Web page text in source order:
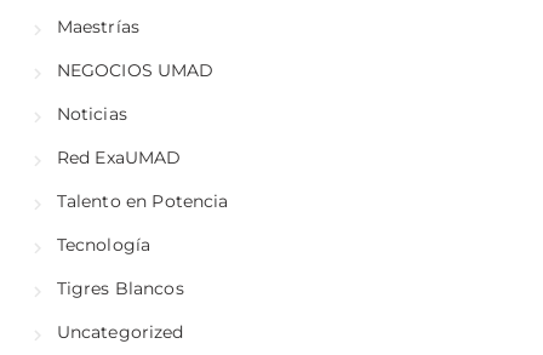
Maestrías
NEGOCIOS UMAD
Noticias
Red ExaUMAD
Talento en Potencia
Tecnología
Tigres Blancos
Uncategorized